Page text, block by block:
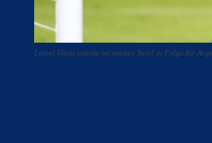
Lionel Messi erzielte im zweiten Spiel in Folge für